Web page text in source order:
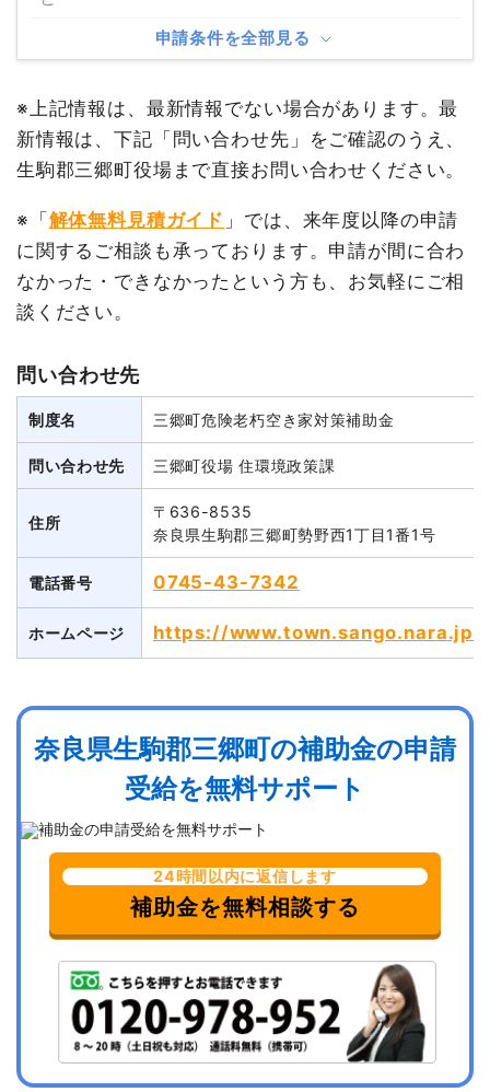
申請条件を全部見る
※上記情報は、最新情報でない場合があります。最
新情報は、下記「問い合わせ先」をご確認のうえ、
生駒郡三郷町役場まで直接お問い合わせください。
※「解体無料見積ガイド 」では、来年度以降の申請
に関するご相談も承っております。申請が間に合わ
なかった・できなかったという方も、お気軽にご相
談ください。
問い合わせ先
制度名 三郷町危険老朽空き家対策補助金
問い合わせ先 三郷町役場 住環境政策課
住所
〒636-8535
奈良県生駒郡三郷町勢野西1丁目1番1号
電話番号 0745-43-7342
ホームページ https://www.town.sango.nara.jp/
奈良県生駒郡三郷町の補助金の申請
受給を無料サポート
24時間以内に返信します
補助金を無料相談する